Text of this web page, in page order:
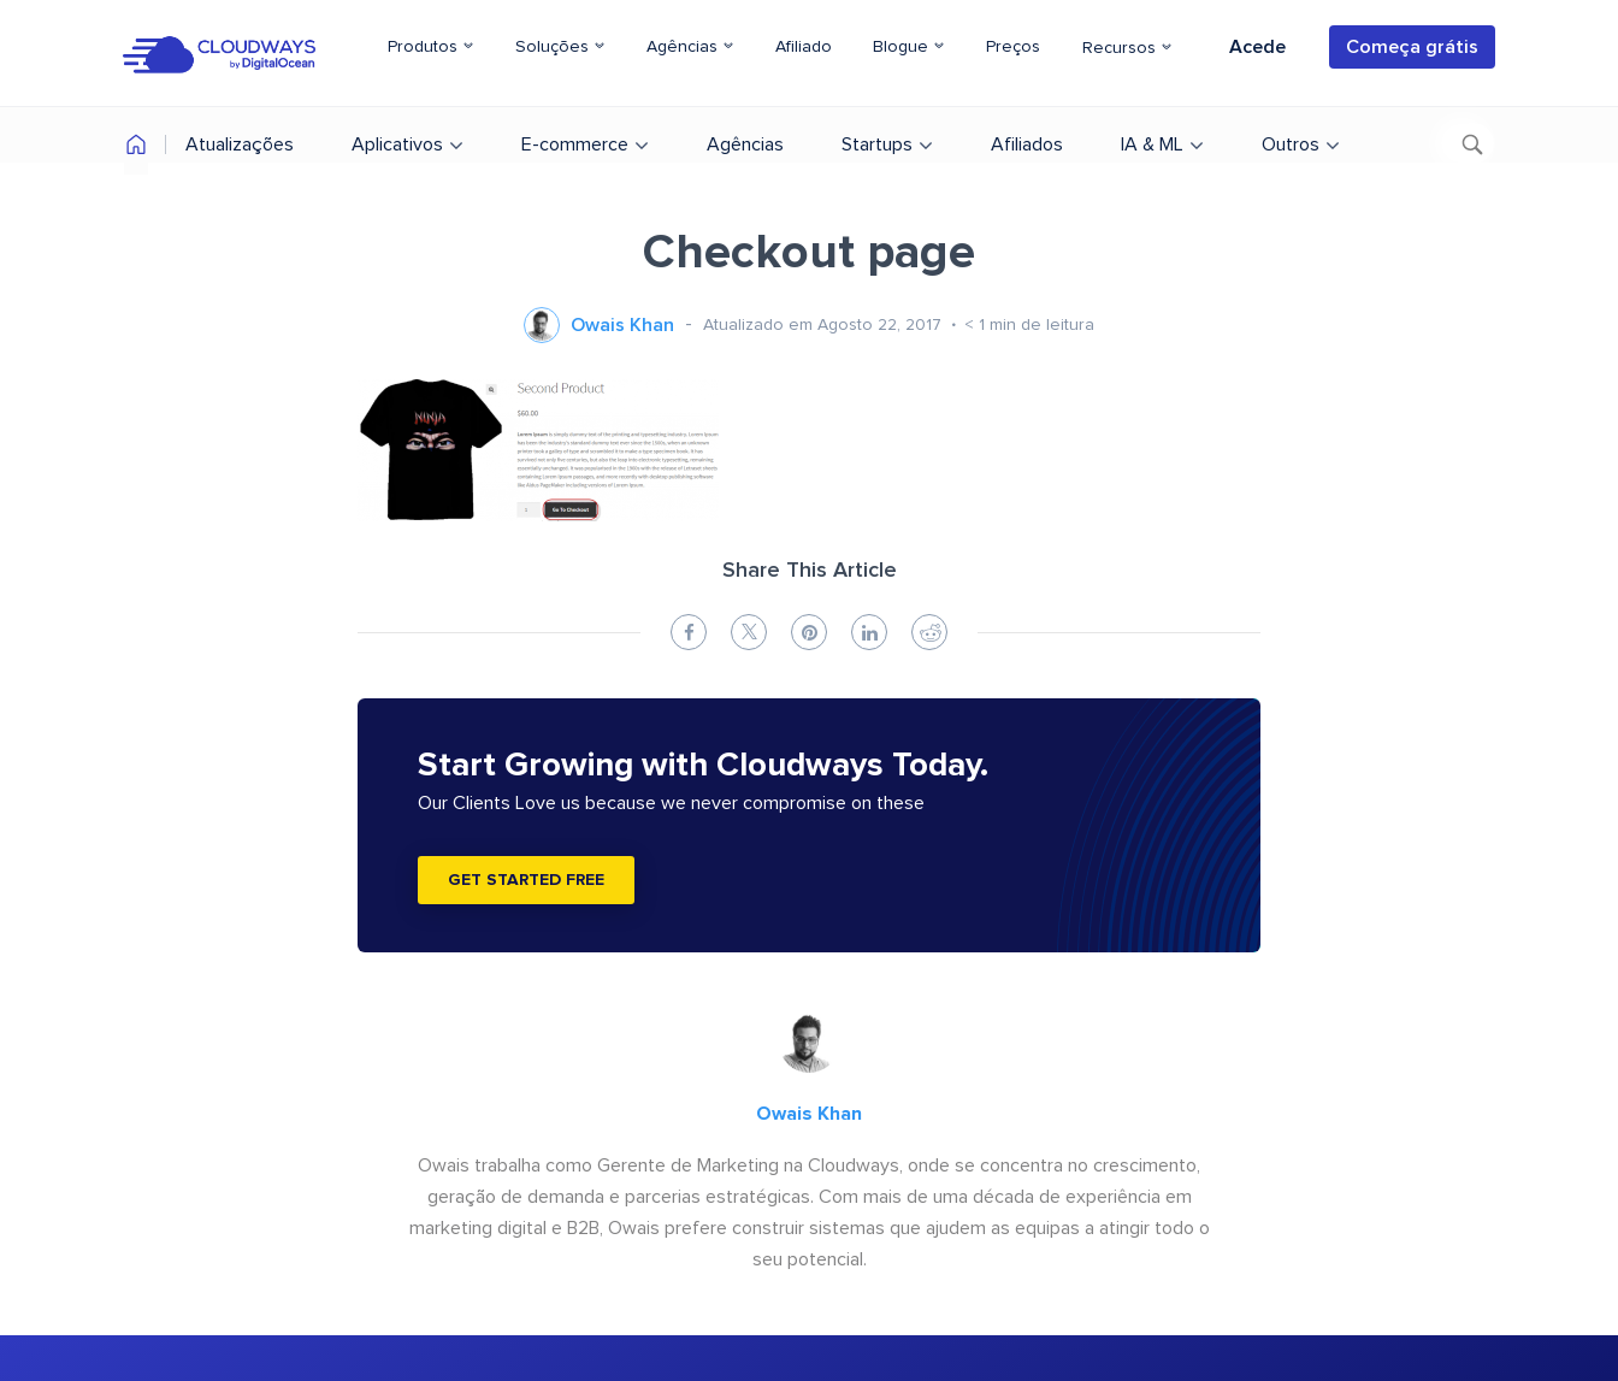
Produtos Soluções Agências Afiliado Blogue Preços Recursos Acede Começa grátis
Atualizações Aplicativos E-commerce Agências Startups Afiliados IA & ML Outros
Checkout page
Owais Khan Atualizado em Agosto 22, 2017 < 1 min de leitura
Share This Article
Start Growing with Cloudways Today.
Our Clients Love us because we never compromise on these
GET STARTED FREE
Owais Khan
Owais trabalha como Gerente de Marketing na Cloudways, onde se concentra no crescimento,
geração de demanda e parcerias estratégicas. Com mais de uma década de experiência em
marketing digital e B2B, Owais prefere construir sistemas que ajudem as equipas a atingir todo o
seu potencial.